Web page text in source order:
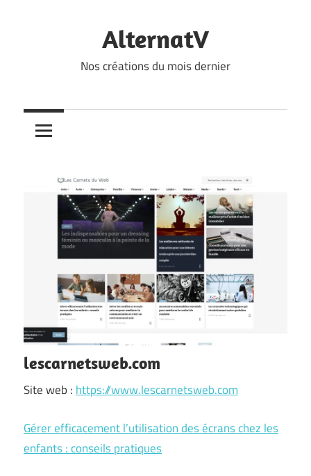
AlternatV
Nos créations du mois dernier
lescarnetsweb.com
Site web : https://www.lescarnetsweb.com
Gérer efficacement l’utilisation des écrans chez les
enfants : conseils pratiques